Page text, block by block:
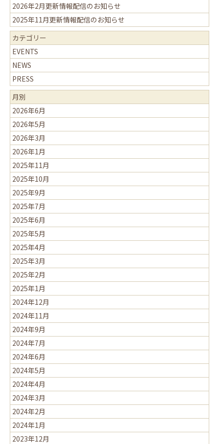
2026年2月更新情報配信のお知らせ
2025年11月更新情報配信のお知らせ
カテゴリー
EVENTS
NEWS
PRESS
月別
2026年6月
2026年5月
2026年3月
2026年1月
2025年11月
2025年10月
2025年9月
2025年7月
2025年6月
2025年5月
2025年4月
2025年3月
2025年2月
2025年1月
2024年12月
2024年11月
2024年9月
2024年7月
2024年6月
2024年5月
2024年4月
2024年3月
2024年2月
2024年1月
2023年12月